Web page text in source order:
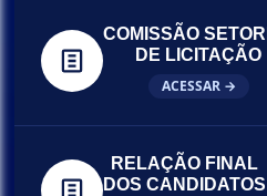
COMISSÃO
DE LICITAÇÃO
ACESSAR →
RELAÇÃO FINAL
DOS CANDIDATOS